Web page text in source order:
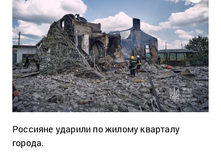
Россияне ударили по жилому кварталу
города.